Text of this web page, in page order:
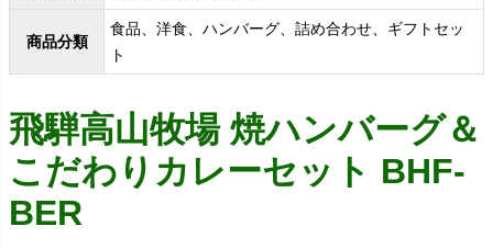
商品分類
食品、洋食、ハンバーグ、詰め合わせ、ギフトセッ
ト
飛騨高山牧場 焼ハンバーグ＆
こだわりカレーセット BHF-
BER